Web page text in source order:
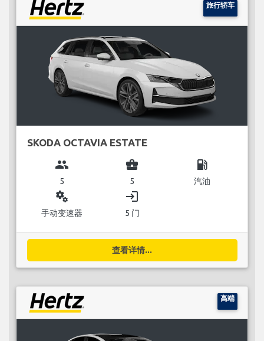
旅行轿车
SKODA OCTAVIA ESTATE
group
5
business_center
5
local_gas_station
汽油
miscellaneous_services
手动变速器
login
5 门
查看详情...
高端